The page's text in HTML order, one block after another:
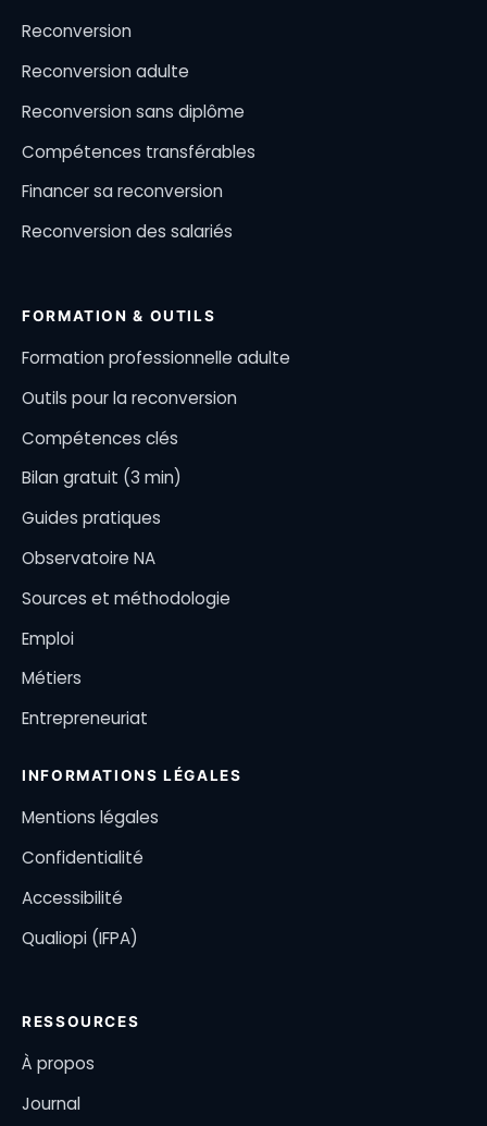
Reconversion
Reconversion adulte
Reconversion sans diplôme
Compétences transférables
Financer sa reconversion
Reconversion des salariés
FORMATION & OUTILS
Formation professionnelle adulte
Outils pour la reconversion
Compétences clés
Bilan gratuit (3 min)
Guides pratiques
Observatoire NA
Sources et méthodologie
Emploi
Métiers
Entrepreneuriat
INFORMATIONS LÉGALES
Mentions légales
Confidentialité
Accessibilité
Qualiopi (IFPA)
RESSOURCES
À propos
Journal